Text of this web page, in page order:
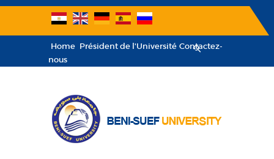
Home Président de l'Université Contactez-
nous